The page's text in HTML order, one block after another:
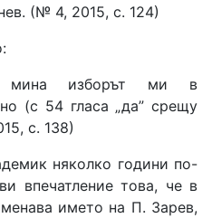
(№ 4, 2015, с. 124)
мина изборът ми в
(с 54 гласа „да” срещу
с. 138)
няколко години по-
впечатление това, че в
името на П. Зарев,